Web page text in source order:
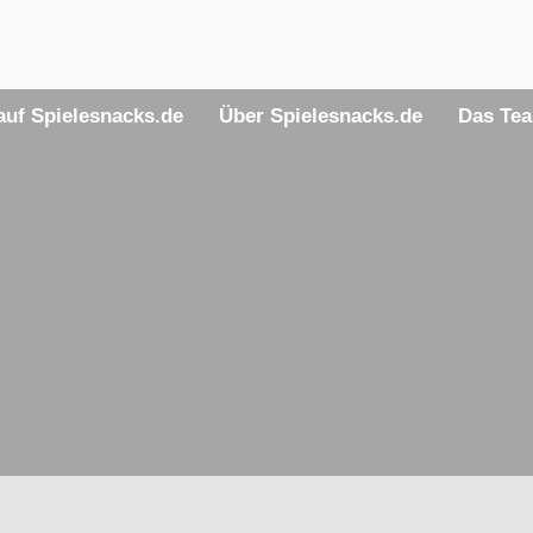
Spielesnacks.de Über Spielesnacks.de Das